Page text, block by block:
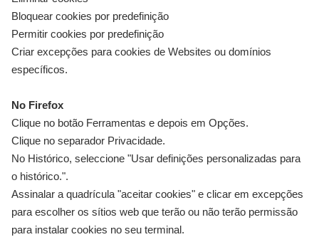
Bloquear cookies por predefinição
Permitir cookies por predefinição
Criar excepções para cookies de Websites ou domínios
específicos.
No Firefox
Clique no botão Ferramentas e depois em Opções.
Clique no separador Privacidade.
No Histórico, seleccione "Usar definições personalizadas para
o histórico.".
Assinalar a quadrícula "aceitar cookies" e clicar em excepções
para escolher os sítios web que terão ou não terão permissão
para instalar cookies no seu terminal.